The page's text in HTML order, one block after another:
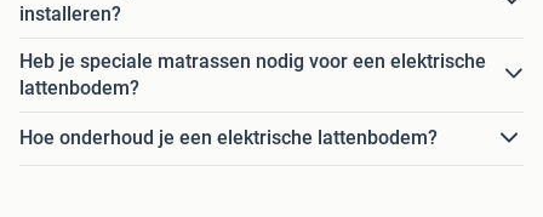
installeren?
Heb je speciale matrassen nodig voor een elektrische
lattenbodem?
Hoe onderhoud je een elektrische lattenbodem?